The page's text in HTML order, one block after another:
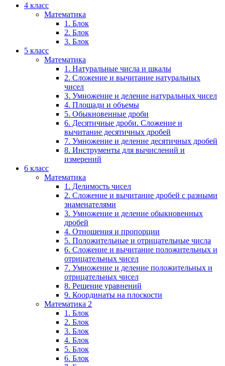
4 класс
Математика
1. Блок
2. Блок
3. Блок
5 класс
Математика
1. Натуральные числа и шкалы
2. Сложение и вычитание натуральных
чисел
3. Умножение и деление натуральных чисел
4. Площади и объемы
5. Обыкновенные дроби
6. Десятичные дроби. Сложение и
вычитание десятичных дробей
7. Умножение и деление десятичных дробей
8. Инструменты для вычислений и
измерений
6 класс
Математика
1. Делимость чисел
2. Сложение и вычитание дробей с разными
знаменателями
3. Умножение и деление обыкновенных
дробей
4. Отношения и пропорции
5. Положительные и отрицательные числа
6. Сложение и вычитание положительных и
отрицательных чисел
7. Умножение и деление положительных и
отрицательных чисел
8. Решение уравнений
9. Координаты на плоскости
Математика 2
1. Блок
2. Блок
3. Блок
4. Блок
5. Блок
6. Блок